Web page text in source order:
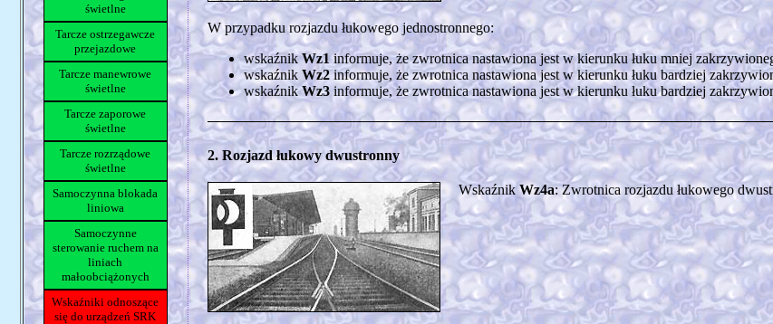
świetlne
Tarcze ostrzegawcze
przejazdowe
Tarcze manewrowe
świetlne
Tarcze zaporowe
świetlne
Tarcze rozrządowe
świetlne
Samoczynna blokada
liniowa
Samoczynne
sterowanie ruchem na
liniach
małoobciążonych
Wskaźniki odnoszące
się do urządzeń SRK
W przypadku rozjazdu łukowego jednostronnego:
wskaźnikWz1informuje, że zwrotnica nastawiona jest w kierunku łuku mniej
wskaźnik Wz2informuje, że zwrotnica nastawiona jest w kierunku łuku bardziej
wskaźnikWz3informuje, że zwrotnica nastawiona jest w kierunku łuku bardziej
2. Rozjazd łukowy dwustronny
Wskaźnik Wz4a: Zwrotnica rozjazdu łukowego